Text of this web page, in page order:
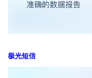
极光短信